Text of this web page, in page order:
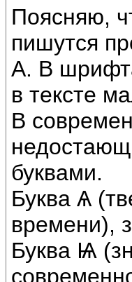
Поясняю,
пишутся
А. В
в тексте
В
буквами.
Буква Ѧ
времени),
Буква Ѩ